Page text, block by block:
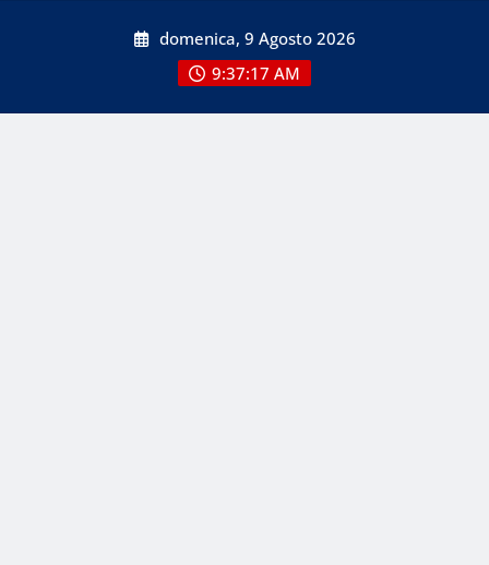
domenica, 9 Agosto 2026
9:37:18 AM